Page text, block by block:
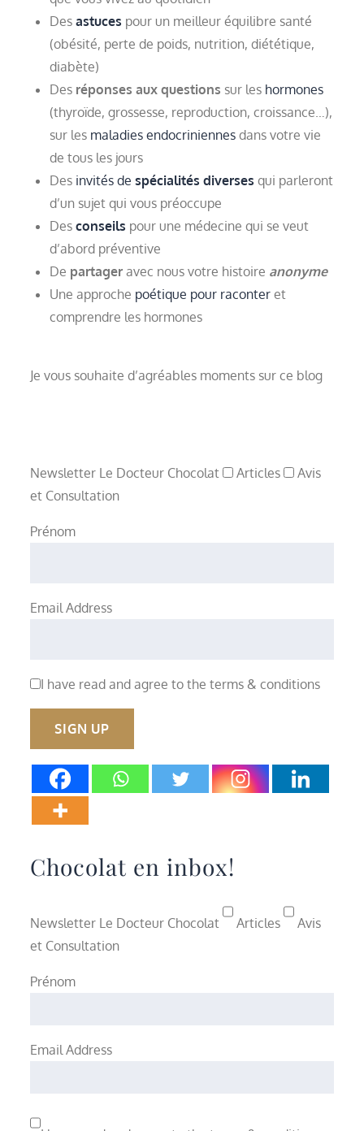
Desastuces pour un meilleur équilibre santé
(obésité, perte de poids, nutrition, diététique,
diabète)
Des réponses aux questions sur les hormones
(thyroïde, grossesse, reproduction, croissance…),
sur les maladies endocriniennes dans votre vie
de tous les jours
Des invités despécialités diverses qui parleront
d’un sujet qui vous préoccupe
Desconseils pour une médecine qui se veut
d’abord préventive
De partager avec nous votre histoire anonyme
Une approche poétique pour raconter et
comprendre les hormones
Je vous souhaite d’agréables moments sur ce blog
Newsletter Le Docteur Chocolat Articles
Avis
et Consultation
Prénom
Email Address
I have read and agree to the terms & conditions
Chocolat en inbox!
Newsletter Le Docteur Chocolat Articles
Avis
et Consultation
Prénom
Email Address